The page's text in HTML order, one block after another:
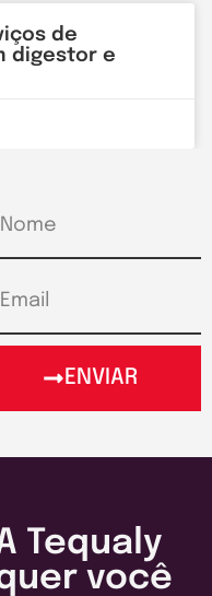
de
digestor e
ENVIAR
Tequaly
você